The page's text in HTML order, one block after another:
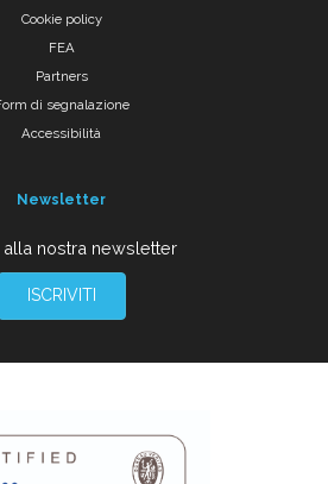
Cookie policy
FEA
Partners
di segnalazione
Accessibilità
Newsletter
alla nostra newsletter
ISCRIVITI